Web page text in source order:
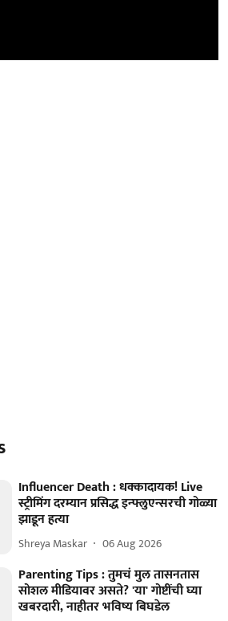
Influencer Death : धक्कादायक! Live
स्ट्रीमिंग दरम्यान प्रसिद्ध इन्फ्लुएन्सरची गोळ्या
झाडून हत्या
Shreya Maskar 06 Aug 2026
Parenting Tips : तुमचं मुल तासनतास
सोशल मीडियावर असते? 'या' गोष्टींची घ्या
खबरदारी, नाहीतर भविष्य बिघडेल